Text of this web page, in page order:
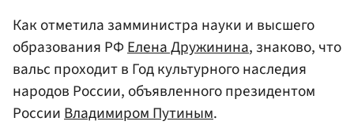
Как отметила замминистра науки и высшего
образования РФЕлена Дружинина, знаково, что
вальс проходит в Год культурного наследия
народов России, объявленного президентом
России Владимиром Путиным.